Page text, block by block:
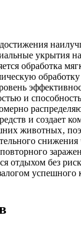
укрытия
обработка
и
и создает
животных‚
отдыхом без